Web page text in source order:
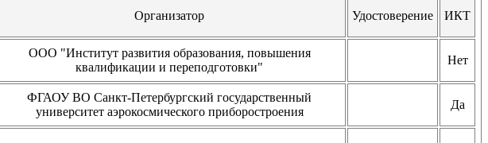
Организатор Удостоверение ИКТ
ООО "Институт развития образования, повышения
квалификации и переподготовки"
Нет
ФГАОУ ВО Санкт-Петербургский государственный
университет аэрокосмического приборостроения
Да